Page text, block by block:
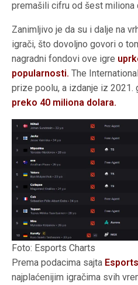
premašili cifru od šest miliona
Zanimljivo je da su i dalje na
igrači, što dovoljno govori o
nagradni fondovi ove igre
popularnosti. The
prize poolu, a izdanje iz 2021.
preko 40 miliona dolara.
Foto: Esports Charts
Prema podacima sajta
najplaćenijim igračima svih